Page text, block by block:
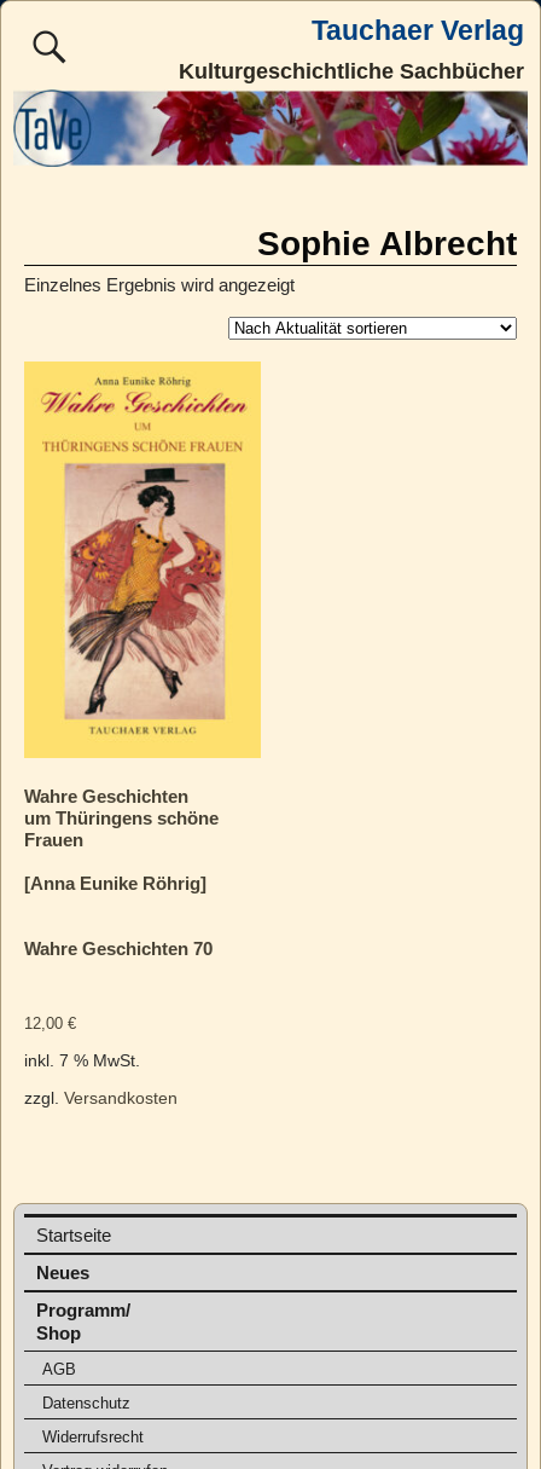
Tauchaer Verlag
Kulturgeschichtliche Sachbücher
Sophie Albrecht
Einzelnes Ergebnis wird angezeigt
Wahre Geschichten
um Thüringens schöne
Frauen
[Anna Eunike Röhrig]
Wahre Geschichten 70
12,00 €
inkl. 7 % MwSt.
zzgl. Versandkosten
Startseite
Neues
Programm/
Shop
AGB
Datenschutz
Widerrufsrecht